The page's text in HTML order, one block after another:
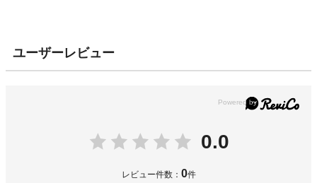
ユーザーレビュー
0.0
レビュー件数： 0件